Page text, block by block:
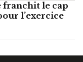
franchit le cap
l’exercice